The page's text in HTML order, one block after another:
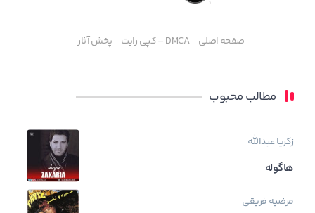
صفحه اصلی DMCA – کپی رایت پخش آثار
مطالب محبوب
زکریا عبدالله
هاگوله
مرضیه فریقی